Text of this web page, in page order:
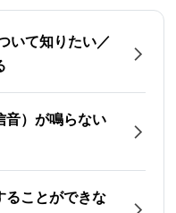
いて知りたい／
音）が鳴らない
ることができな